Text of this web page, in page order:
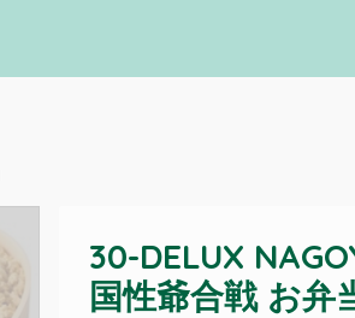
30-DELUX
国性爺合戦 お弁